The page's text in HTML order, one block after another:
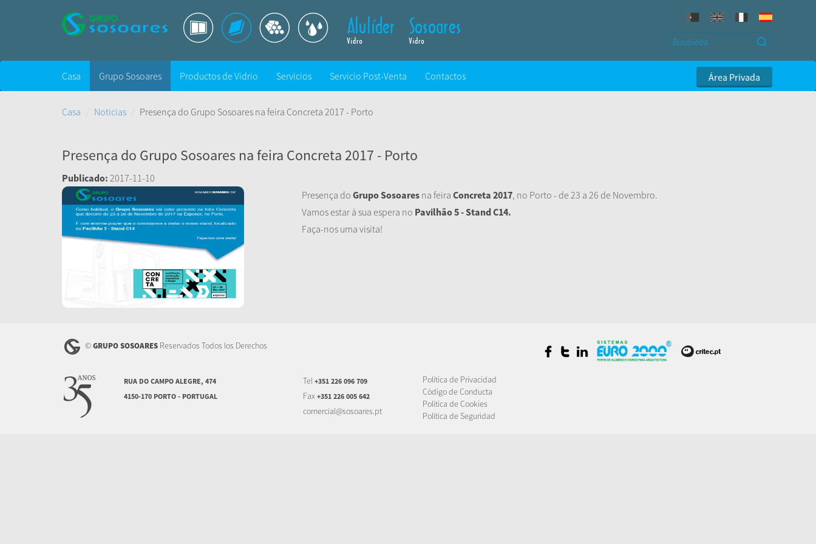
Área Privada
Casa Grupo Sosoares Productos de Vidrio Servicios Servicio Post-Venta Contactos
Casa Noticias Presença do Grupo Sosoares na feira Concreta 2017 - Porto
Presença do Grupo Sosoares na feira Concreta 2017 - Porto
Publicado: 2017-11-10
Presença do Grupo Sosoares na feira Concreta 2017, no Porto - de 23 a 26 de Novembro.
Vamos estar à sua espera no Pavilhão 5 - Stand C14.
Faça-nos uma visita!
©GRUPO SOSOARES Reservados Todos los Derechos
RUA DO CAMPO ALEGRE, 474
4150-170 PORTO - PORTUGAL
Tel +351 226 096 709
Fax +351 226 005 642
comercial@sosoares.pt
Política de Privacidad
Código de Conducta
Política de Cookies
Política de Seguridad